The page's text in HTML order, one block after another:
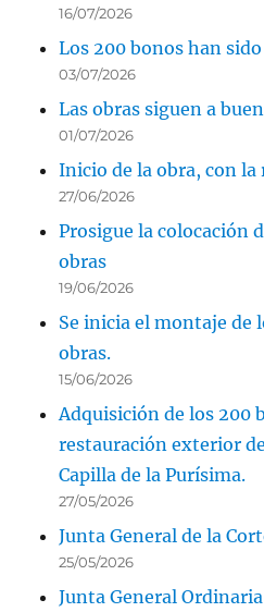
16/07/2026
Los 200 bonos han
03/07/2026
Las obras siguen a
01/07/2026
Inicio de la obra, con la
27/06/2026
Prosigue la colocación
obras
19/06/2026
Se inicia el montaje de
obras.
15/06/2026
Adquisición de los 200
restauración exterior
Capilla de la Purísima.
27/05/2026
Junta General de la
25/05/2026
Junta General